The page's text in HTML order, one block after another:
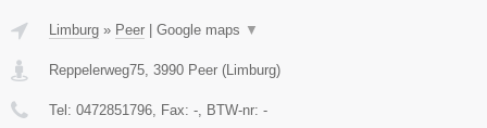
Limburg » Peer Google maps ▼
Reppelerweg75 3990 Peer ( Limburg)
Tel: 0472851796 , Fax: - , BTW-nr: -